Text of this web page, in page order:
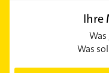
Ihre
Was